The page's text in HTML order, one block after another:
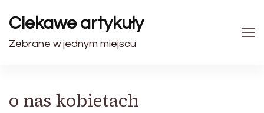
Ciekawe artykuły
Zebrane w jednym miejscu
o nas kobietach